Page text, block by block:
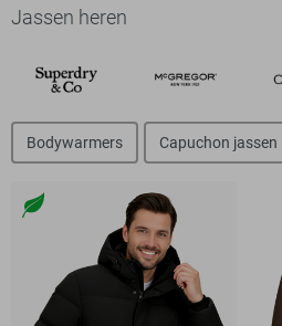
Jassen heren
Bodywarmers Capuchon jassen